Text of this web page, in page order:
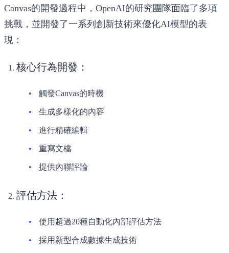
Canvas的開發過程中，OpenAI的研究團隊面臨了多項
挑戰，並開發了一系列創新技術來優化AI模型的表
現：
核心行為開發 ：
觸發Canvas的時機
生成多樣化的內容
進行精確編輯
重寫文檔
提供內聯評論
評估方法 ：
使用超過20種自動化內部評估方法
採用新型合成數據生成技術